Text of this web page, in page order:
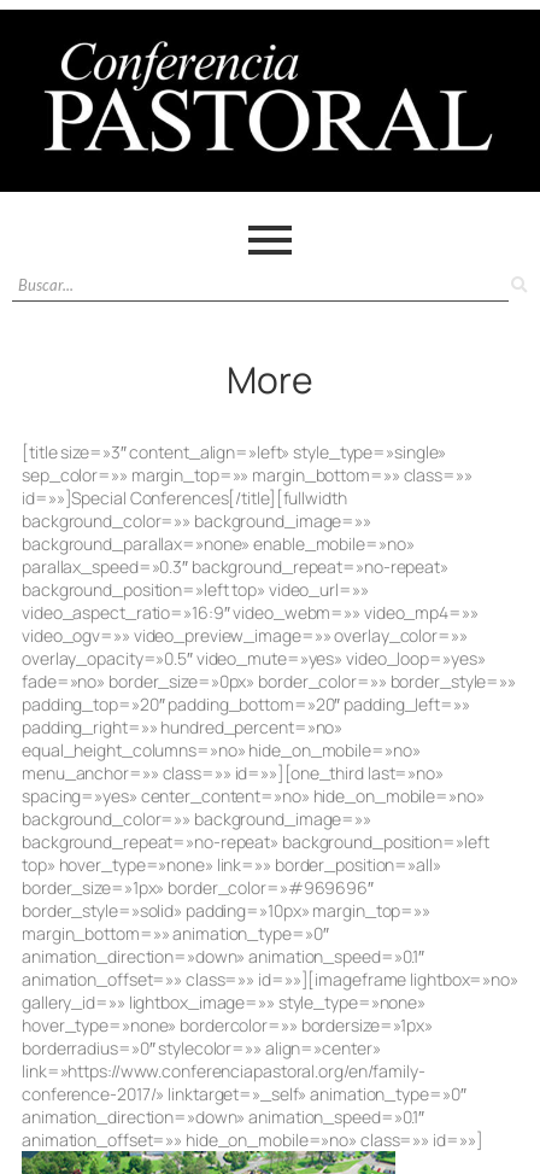
More
[title size=»3″ content_align=»left» style_type=»single»
sep_color=»» margin_top=»» margin_bottom=»» class=»»
id=»»]Special Conferences[/title][fullwidth
background_color=»» background_image=»»
background_parallax=»none» enable_mobile=»no»
parallax_speed=»0.3″ background_repeat=»no-repeat»
background_position=»left top» video_url=»»
video_aspect_ratio=»16:9″ video_webm=»» video_mp4=»»
video_ogv=»» video_preview_image=»» overlay_color=»»
overlay_opacity=»0.5″ video_mute=»yes» video_loop=»yes»
fade=»no» border_size=»0px» border_color=»» border_style=»»
padding_top=»20″ padding_bottom=»20″ padding_left=»»
padding_right=»» hundred_percent=»no»
equal_height_columns=»no» hide_on_mobile=»no»
menu_anchor=»» class=»» id=»»][one_third last=»no»
spacing=»yes» center_content=»no» hide_on_mobile=»no»
background_color=»» background_image=»»
background_repeat=»no-repeat» background_position=»left
top» hover_type=»none» link=»» border_position=»all»
border_size=»1px» border_color=»#969696″
border_style=»solid» padding=»10px» margin_top=»»
margin_bottom=»» animation_type=»0″
animation_direction=»down» animation_speed=»0.1″
animation_offset=»» class=»» id=»»][imageframe lightbox=»no»
gallery_id=»» lightbox_image=»» style_type=»none»
hover_type=»none» bordercolor=»» bordersize=»1px»
borderradius=»0″ stylecolor=»» align=»center»
link=»https://www.conferenciapastoral.org/en/family-
conference-2017/» linktarget=»_self» animation_type=»0″
animation_direction=»down» animation_speed=»0.1″
animation_offset=»» hide_on_mobile=»no» class=»» id=»»]